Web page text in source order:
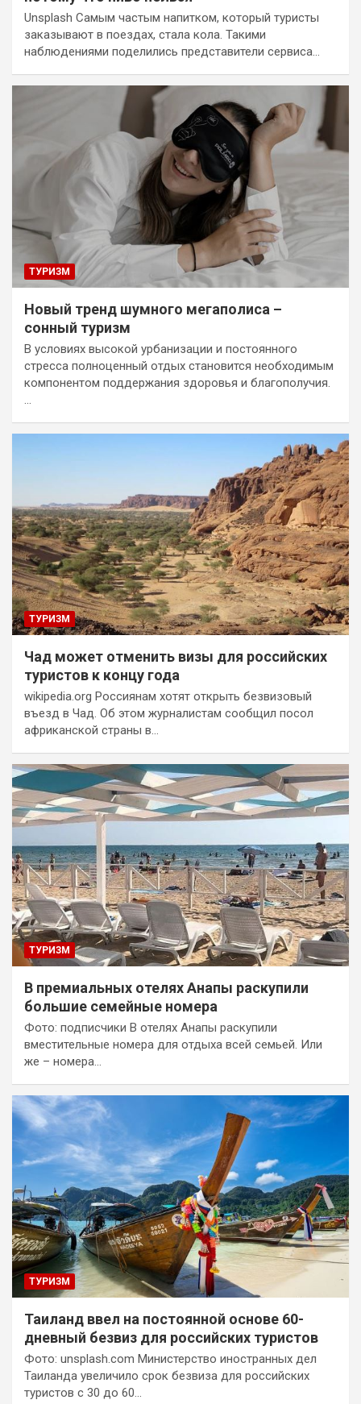
Unsplash Самым частым напитком, который туристы
заказывают в поездах, стала кола. Такими
наблюдениями поделились представители сервиса…
ТУРИЗМ
Новый тренд шумного мегаполиса –
сонный туризм
В условиях высокой урбанизации и постоянного
стресса полноценный отдых становится необходимым
компонентом поддержания здоровья и благополучия.
ТУРИЗМ
Чад может отменить визы для российских
туристов к концу года
wikipedia.org Россиянам хотят открыть безвизовый
въезд в Чад. Об этом журналистам сообщил посол
африканской страны в…
ТУРИЗМ
В премиальных отелях Анапы раскупили
большие семейные номера
Фото: подписчики В отелях Анапы раскупили
вместительные номера для отдыха всей семьей. Или
же – номера…
ТУРИЗМ
Таиланд ввел на постоянной основе 60-
дневный безвиз для российских туристов
Фото: unsplash.com Министерство иностранных дел
Таиланда увеличило срок безвиза для российских
туристов с 30 до 60…